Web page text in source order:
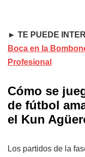
► TE PUEDE
Boca en la
Profesional
Cómo se
de fútbol
el Kun
Los partidos de la